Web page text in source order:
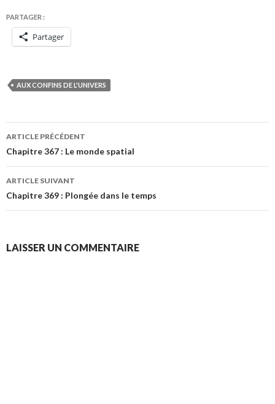
PARTAGER :
Partager
AUX CONFINS DE L'UNIVERS
Navigation
des
articles
ARTICLE PRÉCÉDENT
Chapitre 367 : Le monde spatial
ARTICLE SUIVANT
Chapitre 369 : Plongée dans le temps
LAISSER UN COMMENTAIRE